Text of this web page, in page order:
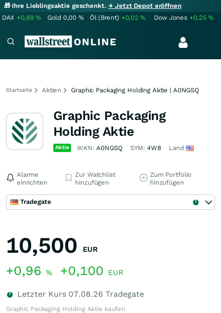
🎁 Ihre Lieblingsaktie geschenkt.→ Jetzt Depot eröffnen
DAX +0,69% Gold 0,00 % Öl (Brent) +0,02% Dow Jones +0,25%
Startseite Aktien Graphic Packaging Holding Aktie | A0NGSQ
Graphic Packaging
Holding Aktie
Aktie WKN:A0NGSQ SYM: 4W8 Land
Alarme
einrichten
Zur Watchlist
hinzufügen
Zum Portfolio
hinzufügen
Tradegate
10,500 EUR
+0,96 % +0,100 EUR
Letzter Kurs 07.08.26 Tradegate
Graphic Packaging Holding Aktie kaufen